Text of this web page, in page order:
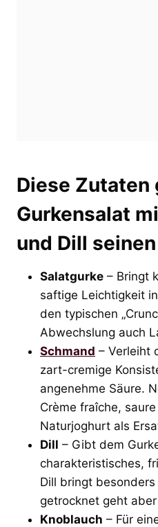
Diese Zutaten
Gurkensalat
und Dill
Salatgurke – Bringt
saftige Leichtigkeit
den typischen
Abwechslung auch
Schmand – Verleiht
zart-cremige
angenehme Säure.
Crème fraîche,
Naturjoghurt als
Dill – Gibt dem
charakteristisches,
Dill bringt
getrocknet geht
Knoblauch – Für